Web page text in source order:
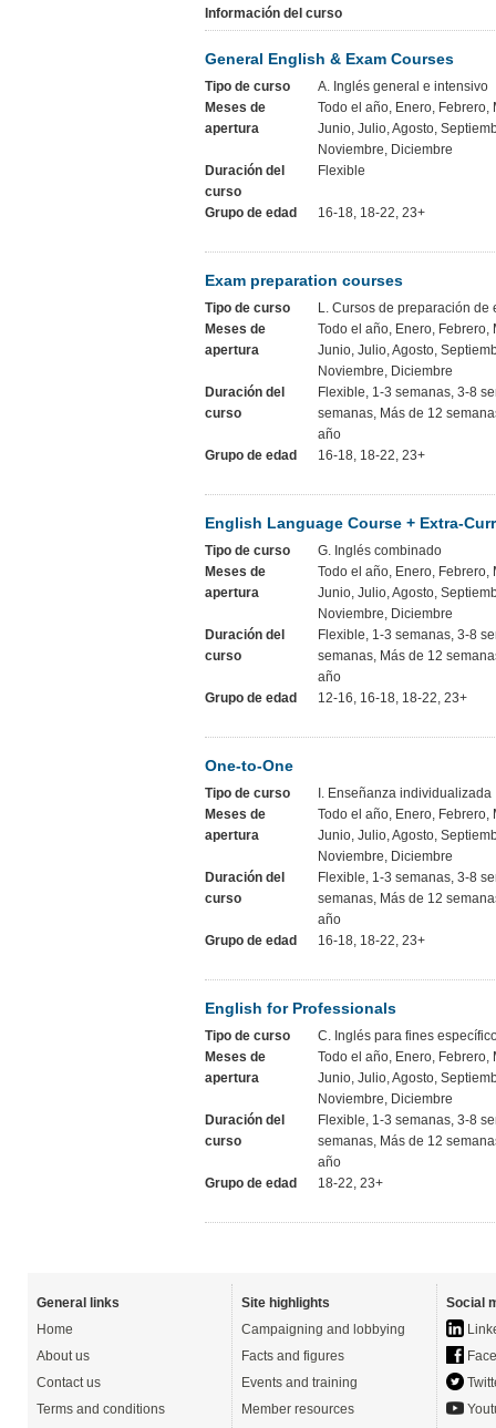
Información del curso
General English & Exam Courses
Tipo de curso
A. Inglés general e intensivo
Meses de
apertura
Todo el año, Enero, Febrero,
Junio, Julio, Agosto,
Noviembre, Diciembre
Duración del
curso
Flexible
Grupo de edad 16-18, 18-22, 23+
Exam preparation courses
Tipo de curso
L. Cursos de preparación de
Meses de
apertura
Todo el año, Enero, Febrero,
Junio, Julio, Agosto,
Noviembre, Diciembre
Duración del
curso
Flexible, 1-3 semanas, 3-8
semanas, Más de 12
año
Grupo de edad
16-18, 18-22, 23+
English Language Course + Extra-
Tipo de curso
G. Inglés combinado
Meses de
apertura
Todo el año, Enero, Febrero,
Junio, Julio, Agosto,
Noviembre, Diciembre
Duración del
curso
Flexible, 1-3 semanas, 3-8
semanas, Más de 12
año
Grupo de edad
12-16, 16-18, 18-22, 23+
One-to-One
Tipo de curso
I. Enseñanza individualizada
Meses de
apertura
Todo el año, Enero, Febrero,
Junio, Julio, Agosto,
Noviembre, Diciembre
Duración del
curso
Flexible, 1-3 semanas, 3-8
semanas, Más de 12
año
Grupo de edad
16-18, 18-22, 23+
English for Professionals
Tipo de curso
C. Inglés para fines
Meses de
apertura
Todo el año, Enero, Febrero,
Junio, Julio, Agosto,
Noviembre, Diciembre
Duración del
curso
Flexible, 1-3 semanas, 3-8
semanas, Más de 12
año
Grupo de edad
18-22, 23+
General links
Home
About us
Contact us
Terms and conditions
Site highlights
Campaigning and lobbying
Facts and figures
Events and training
Member resources
Social